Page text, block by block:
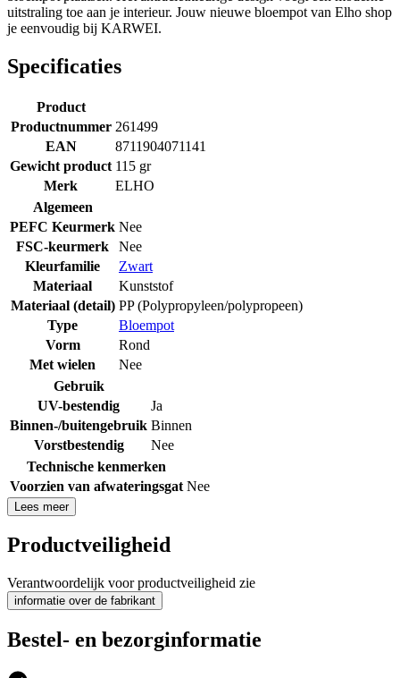
uitstraling toe aan je interieur. Jouw nieuwe bloempot van Elho shop
je eenvoudig bij KARWEI.
Specificaties
Product
Productnummer 261499
EAN
8711904071141
Gewicht product 115 gr
Merk
ELHO
Algemeen
PEFC Keurmerk Nee
FSC-keurmerk
Nee
Kleurfamilie
Zwart
Materiaal
Kunststof
Materiaal (detail) PP (Polypropyleen/polypropeen)
Type
Bloempot
Vorm
Rond
Met wielen
Nee
Gebruik
UV-bestendig
Ja
Binnen-/buitengebruik Binnen
Vorstbestendig
Nee
Technische kenmerken
Voorzien van afwateringsgat Nee
Lees meer
Productveiligheid
Verantwoordelijk voor productveiligheid zie
informatie over de fabrikant
Bestel- en bezorginformatie